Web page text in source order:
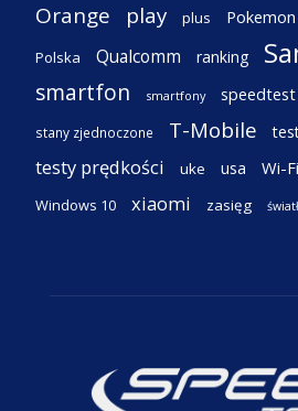
Orange play plus Pokemon
Polska Qualcomm ranking
smartfon smartfony speedtest
stany zjednoczone T-Mobile
testy prędkości uke usa Wi-Fi
Windows 10 xiaomi zasięg